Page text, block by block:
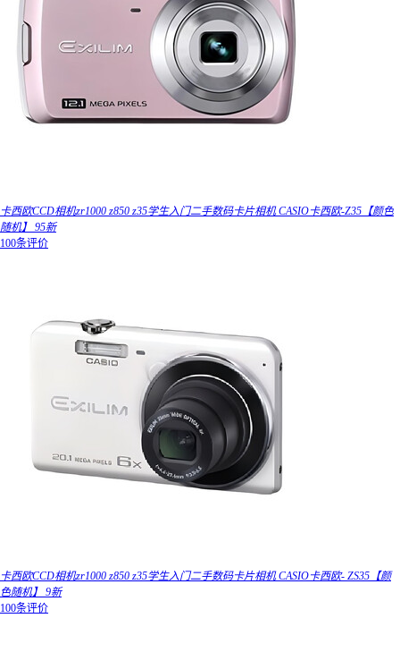
卡西欧CCD相机zr1000 z850 z35学生入门二手数码卡片相机 CASIO卡西欧-Z35【颜色
随机】 95新
100条评价
卡西欧CCD相机zr1000 z850 z35学生入门二手数码卡片相机 CASIO卡西欧- ZS35【颜
色随机】 9新
100条评价